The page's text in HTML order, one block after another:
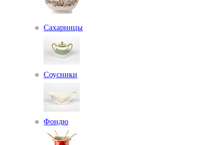
Сахарницы
Соусники
Фондю